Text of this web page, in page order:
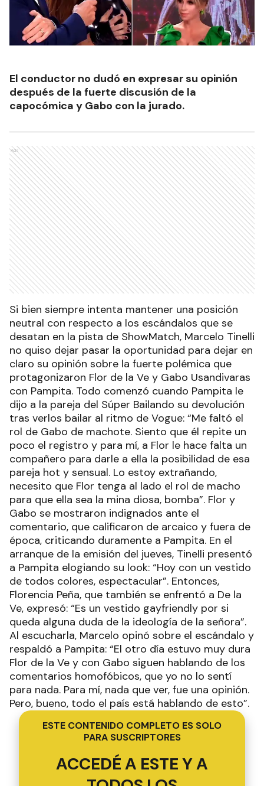
El conductor no dudó en expresar su opinión
después de la fuerte discusión de la
capocómica y Gabo con la jurado.
Ads
Si bien siempre intenta mantener una posición
neutral con respecto a los escándalos que se
desatan en la pista de ShowMatch, Marcelo Tinelli
no quiso dejar pasar la oportunidad para dejar en
claro su opinión sobre la fuerte polémica que
protagonizaron Flor de la Ve y Gabo Usandivaras
con Pampita. Todo comenzó cuando Pampita le
dijo a la pareja del Súper Bailando su devolución
tras verlos bailar al ritmo de Vogue: “Me faltó el
rol de Gabo de machote. Siento que él repite un
poco el registro y para mí, a Flor le hace falta un
compañero para darle a ella la posibilidad de esa
pareja hot y sensual. Lo estoy extrañando,
necesito que Flor tenga al lado el rol de macho
para que ella sea la mina diosa, bomba”. Flor y
Gabo se mostraron indignados ante el
comentario, que calificaron de arcaico y fuera de
época, criticando duramente a Pampita. En el
arranque de la emisión del jueves, Tinelli presentó
a Pampita elogiando su look: “Hoy con un vestido
de todos colores, espectacular”. Entonces,
Florencia Peña, que también se enfrentó a De la
Ve, expresó: “Es un vestido gayfriendly por si
queda alguna duda de la ideología de la señora”.
Al escucharla, Marcelo opinó sobre el escándalo y
respaldó a Pampita: “El otro día estuvo muy dura
Flor de la Ve y con Gabo siguen hablando de los
comentarios homofóbicos, que yo no lo sentí
para nada. Para mí, nada que ver, fue una opinión.
Pero, bueno, todo el país está hablando de esto”.
ESTE CONTENIDO COMPLETO ES SOLO
PARA SUSCRIPTORES
ACCEDÉ A ESTE Y A